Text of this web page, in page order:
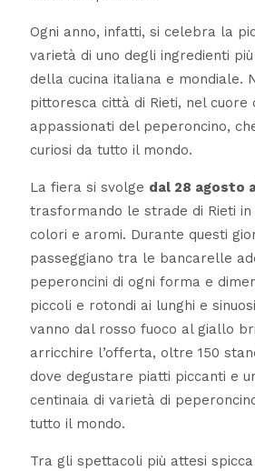
Ogni anno, infatti, si celebra la
varietà di uno degli ingredienti
della cucina italiana e mondiale.
pittoresca città di Rieti, nel cuore
appassionati del peperoncino,
curiosi da tutto il mondo.
La fiera si svolge dal 28 agosto
trasformando le strade di Rieti in
colori e aromi. Durante questi
passeggiano tra le bancarelle
peperoncini di ogni forma e
piccoli e rotondi ai lunghi e
vanno dal rosso fuoco al giallo
arricchire l’offerta, oltre 150
dove degustare piatti piccanti e
centinaia di varietà di
tutto il mondo.
Tra gli spettacoli più attesi